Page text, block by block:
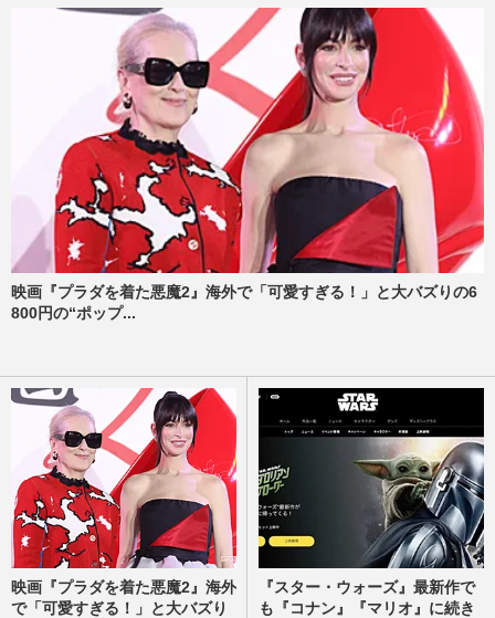
映画『プラダを着た悪魔2』海外で「可愛すぎる！」と大バズりの6
800円の“ポップ...
映画『プラダを着た悪魔2』海外
で「可愛すぎる！」と大バズり
『スター・ウォーズ』最新作で
も『コナン』『マリオ』に続き